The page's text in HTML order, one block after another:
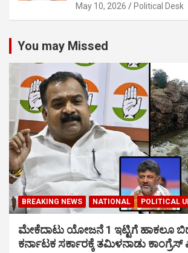
May 10, 2026 Political Desk
You may Missed
BREAKING NEWS NATIONAL POLITICAL
ಮೇಕೆದಾಟು ಯೋಜನೆ 1 ಇಟ್ಟಿಗೆ ಹಾಕಲೂ
ಕರ್ನಾಟಕ ಸರ್ಕಾರಕ್ಕೆ ತಮಿಳನಾಡು ಕಾಂಗ್ರೆಸ್